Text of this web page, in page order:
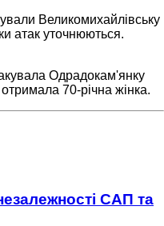
Великомихайлівську
атак уточнюються.
Одрадокам'янку
70-річна жінка.
САП та